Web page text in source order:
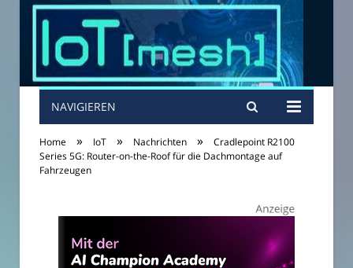
NAVIGIEREN
Home » IoT » Nachrichten »
Cradlepoint R2100
Series 5G: Router-on-the-Roof für die Dachmontage auf
Fahrzeugen